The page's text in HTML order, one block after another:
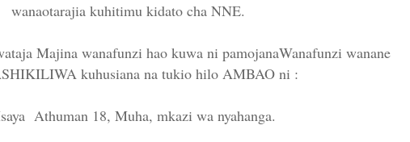
wanaotarajia kuhitimu kidato cha NNE.
Majina wanafunzi hao kuwa ni pamojanaWanafunzi wanane
kuhusiana na tukio hilo AMBAO ni :
Athuman 18, Muha, mkazi wa nyahanga.